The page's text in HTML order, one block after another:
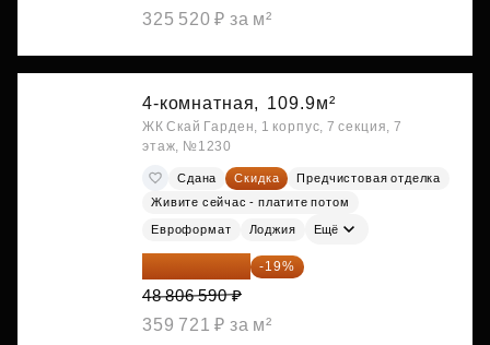
325 520 ₽ за м²
4-комнатная, 109.9м²
ЖК Скай Гарден, 1 корпус, 7 секция, 7
этаж, №1230
Сдана Скидка
Предчистовая отделка
Живите сейчас - платите потом
Евроформат Лоджия Ещё
39 533 338 ₽ -19%
48 806 590 ₽
359 721 ₽ за м²